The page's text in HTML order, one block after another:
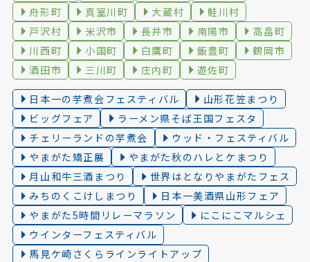
舟形町
真室川町 大蔵村
鮭川村
戸沢村
米沢市 長井市 南陽市
高畠町
川西町
小国町 白鷹町 飯豊町
鶴岡市
酒田市
三川町 庄内町 遊佐町
日本一の芋煮会フェスティバル
山形花笠まつり
ビッグフェア
ラーメン県そば王国フェスタ
チェリーランドの芋煮会
ウッド・フェスティバル
やまがた矯正展
やまがた秋のハレとケまつり
月山和牛三酒まつり
世界はとなりやまがたフェス
みちのくこけしまつり
日本一美酒県山形フェア
やまがた5時間リレーマラソン
にこにこマルシェ
ウインターフェスティバル
馬見ケ崎さくらラインライトアップ